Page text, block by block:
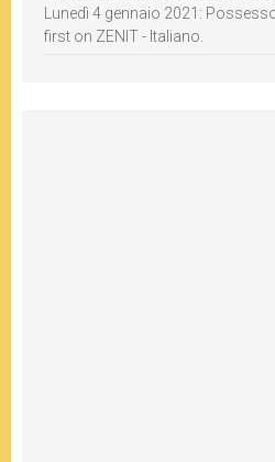
Lunedì 4 gennaio 2021:
first on ZENIT - Italiano.